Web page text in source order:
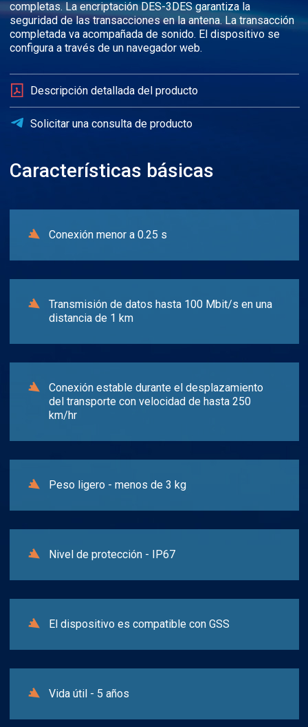
completas. La encriptación DES-3DES garantiza la
seguridad de las transacciones en la antena. La transacción
completada va acompañada de sonido. El dispositivo se
configura a través de un navegador web.
Descripción detallada del producto
Solicitar una consulta de producto
Características básicas
Conexión menor a 0.25 s
Transmisión de datos hasta 100 Mbit/s en una
distancia de 1 km
Conexión estable durante el desplazamiento
del transporte con velocidad de hasta 250
km/hr
Peso ligero - menos de 3 kg
Nivel de protección - IP67
El dispositivo es compatible con GSS
Vida útil - 5 años